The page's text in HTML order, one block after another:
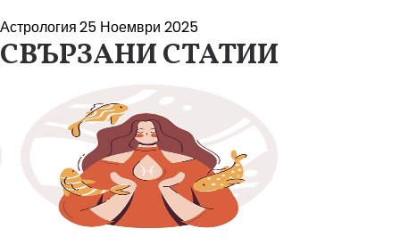
Астрология25 Ноември 2025
СВЪРЗАНИ СТАТИИ